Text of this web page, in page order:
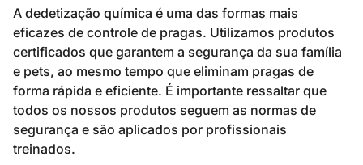
A dedetização química é uma das formas mais
eficazes de controle de pragas. Utilizamos produtos
certificados que garantem a segurança da sua família
e pets, ao mesmo tempo que eliminam pragas de
forma rápida e eficiente. É importante ressaltar que
todos os nossos produtos seguem as normas de
segurança e são aplicados por profissionais
treinados.